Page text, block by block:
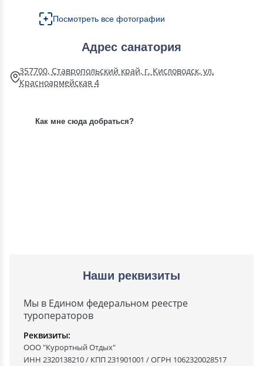
Посмотреть все фотографии
Адрес санатория
357700, Ставропольский край, г. Кисловодск, ул.
Красноармейская 4
Как мне сюда добраться?
Наши реквизиты
Мы в Едином федеральном реестре
туроператоров
Реквизиты:
ООО "Курортный Отдых"
ИНН 2320138210 / КПП 231901001 / ОГРН 1062320028517